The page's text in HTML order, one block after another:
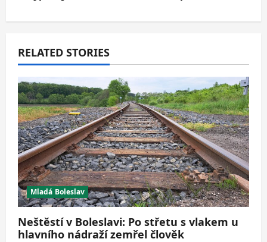
a
v
i
g
a
t
i
o
n
RELATED STORIES
Mladá Boleslav
Neštěstí v Boleslavi: Po střetu s vlakem u
hlavního nádraží zemřel člověk